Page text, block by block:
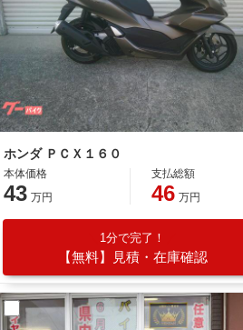
ホンダ ＰＣＸ１６０
本体価格
43 万円
支払総額
46 万円
1分で完了！
【無料】見積・在庫確認